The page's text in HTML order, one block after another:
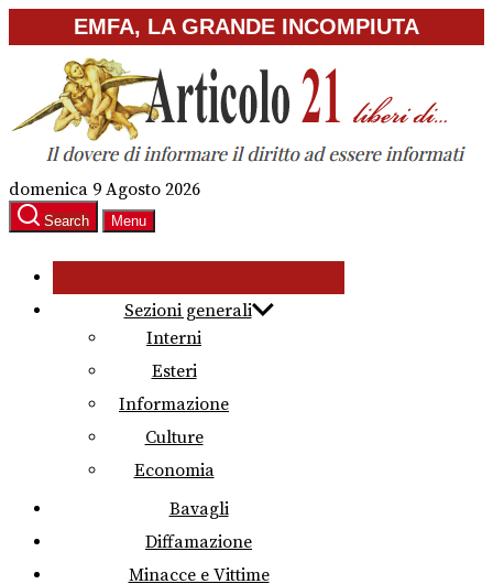
to
content
EMFA, LA GRANDE INCOMPIUTA
domenica 9 Agosto 2026
Search Menu
Sezioni generali
Interni
Esteri
Informazione
Culture
Economia
Bavagli
Diffamazione
Minacce e Vittime